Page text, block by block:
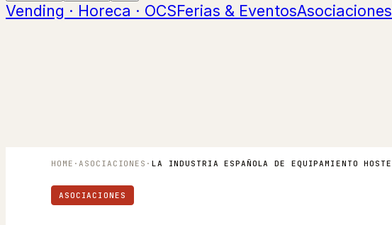
Vending · Horeca · OCSFerias & EventosAsociaciones
HOME ·ASOCIACIONES ·
ASOCIACIONES